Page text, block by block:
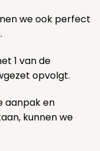
we ook perfect
1 van de
opvolgt.
aanpak en
kunnen we